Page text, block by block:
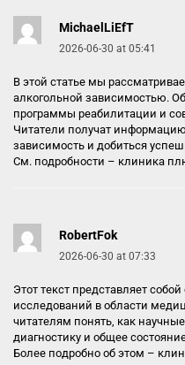
MichaelLiEfT
2026-06-30 at 05:41
В этой статье мы
алкогольной зависимостью.
программы реабилитации и
Читатели получат
зависимость и добиться
См. подробности – клиника
RobertFok
2026-06-30 at 07:33
Этот текст представляет
исследований в области
читателям понять, как
диагностику и общее
Более подробно об этом –